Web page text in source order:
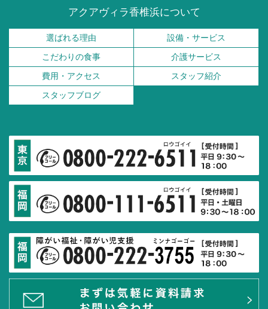
アクアヴィラ香椎浜について
選ばれる理由
設備・サービス
こだわりの食事
介護サービス
費用・アクセス
スタッフ紹介
スタッフブログ